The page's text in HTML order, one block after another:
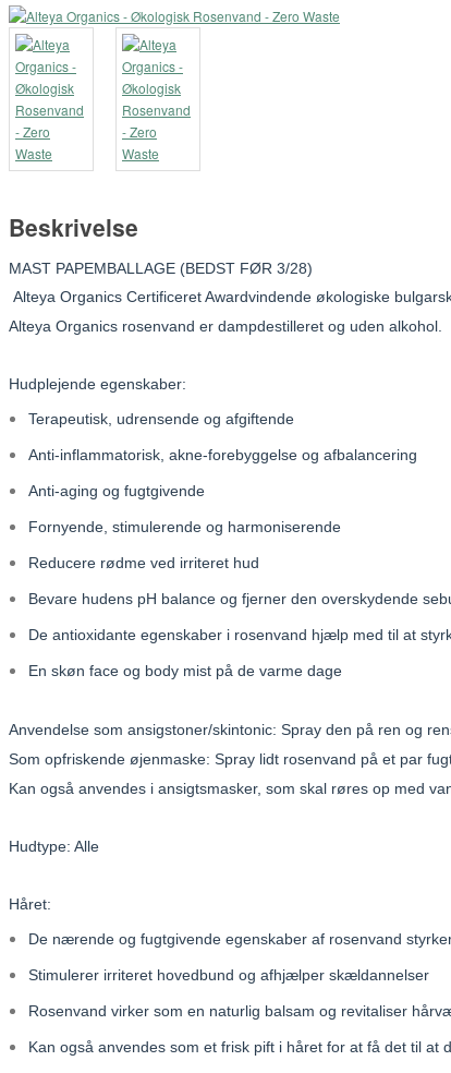
Beskrivelse
MAST PAPEMBALLAGE (BEDST FØR 3/28)
Alteya Organics Certificeret Awardvindende økologiske
Alteya Organics rosenvand er dampdestilleret og uden alkohol.
Hudplejende egenskaber:
Terapeutisk, udrensende og afgiftende
Anti-inflammatorisk, akne-forebyggelse og afbalancering
Anti-aging og fugtgivende
Fornyende, stimulerende og harmoniserende
Reducere rødme ved irriteret hud
Bevare hudens pH balance og fjerner den overskydende
De antioxidante egenskaber i rosenvand hjælp med til at
En skøn face og body mist på de varme dage
Anvendelse som ansigstoner/skintonic: Spray den på ren og
Som opfriskende øjenmaske: Spray lidt rosenvand på et par
Kan også anvendes i ansigtsmasker, som skal røres op med
Hudtype: Alle
Håret:
De nærende og fugtgivende egenskaber af rosenvand
Stimulerer irriteret hovedbund og afhjælper skældannelser
Rosenvand virker som en naturlig balsam og revitaliser
Kan også anvendes som et frisk pift i håret for at få det til at